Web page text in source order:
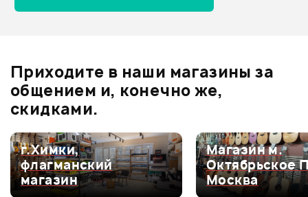
0.0
Оценка5
0
Оценка4
0
Оценка3
0
Приходите в наши магазины за
общением и, конечно же,
скидками.
г.Химки,
флагманский
магазин
Магазин м.
Октябрьское
Москва